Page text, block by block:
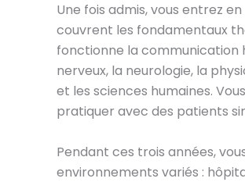
Une fois admis, vous entrez en
couvrent les fondamentaux
fonctionne la communication
nerveux, la neurologie, la
et les sciences humaines.
pratiquer avec des patients
Pendant ces trois années,
environnements variés :